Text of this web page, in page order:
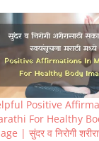
Positive
For Healthy
| सुंदर व निरोगी